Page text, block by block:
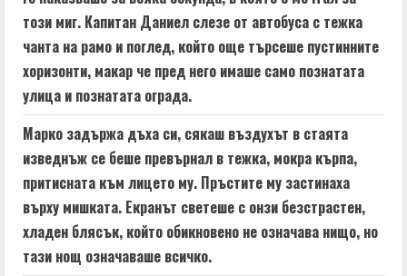
n
g
този миг. Капитан Даниел слезе от автобуса с тежка
чанта на рамо и поглед, който още търсеше пустинните
хоризонти, макар че пред него имаше само познатата
улица и познатата ограда.
Марко задържа дъха си, сякаш въздухът в стаята
изведнъж се беше превърнал в тежка, мокра кърпа,
притисната към лицето му. Пръстите му застинаха
върху мишката. Екранът светеше с онзи безстрастен,
хладен блясък, който обикновено не означава нищо, но
тази нощ означаваше всичко.